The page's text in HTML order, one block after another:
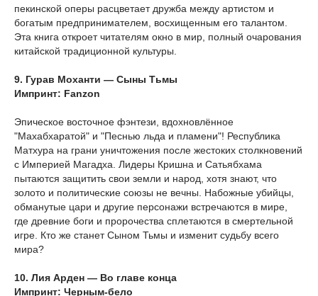
пекинской оперы расцветает дружба между артистом и
богатым предпринимателем, восхищенным его талантом.
Эта книга откроет читателям окно в мир, полный очарования
китайской традиционной культуры.
9. Гурав Моханти — Сыны Тьмы
Импринт: Fanzon
Эпическое восточное фэнтези, вдохновлённое
"Махабхаратой" и "Песнью льда и пламени"! Республика
Матхура на грани уничтожения после жестоких столкновений
с Империей Магадха. Лидеры Кришна и Сатьябхама
пытаются защитить свои земли и народ, хотя знают, что
золото и политические союзы не вечны. Набожные убийцы,
обманутые цари и другие персонажи встречаются в мире,
где древние боги и пророчества сплетаются в смертельной
игре. Кто же станет Сыном Тьмы и изменит судьбу всего
мира?
10. Лия Арден — Во главе конца
Импринт: Черным-бело